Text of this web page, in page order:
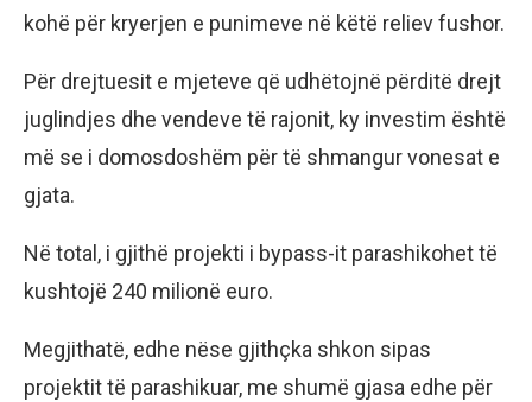
kohë për kryerjen e punimeve në këtë reliev fushor.
Për drejtuesit e mjeteve që udhëtojnë përditë drejt
juglindjes dhe vendeve të rajonit, ky investim është
më se i domosdoshëm për të shmangur vonesat e
gjata.
Në total, i gjithë projekti i bypass-it parashikohet të
kushtojë 240 milionë euro.
Megjithatë, edhe nëse gjithçka shkon sipas
projektit të parashikuar, me shumë gjasa edhe për